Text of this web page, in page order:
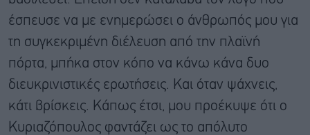
έσπευσε να με ενημερώσει ο άνθρωπός μου για
τη συγκεκριμένη διέλευση από την πλαϊνή
πόρτα, μπήκα στον κόπο να κάνω κάνα δυο
διευκρινιστικές ερωτήσεις. Και όταν ψάχνεις,
κάτι βρίσκεις. Κάπως έτσι, μου προέκυψε ότι ο
Κυριαζόπουλος φαντάζει ως το απόλυτο